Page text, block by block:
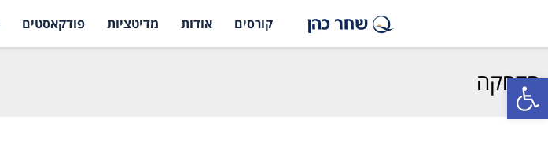
פתח סרגל נגישות
קורסים אודות מדיטציות פודקאסטים
הדחקה